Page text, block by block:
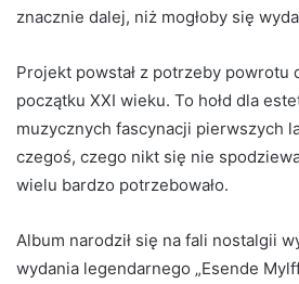
znacznie dalej, niż mogłoby się
Projekt powstał z potrzeby powrotu
początku XXI wieku. To hołd dla
muzycznych fascynacji pierwszych
czegoś, czego nikt się nie
wielu bardzo potrzebowało.
Album narodził się na fali nostalgii
wydania legendarnego „Esende